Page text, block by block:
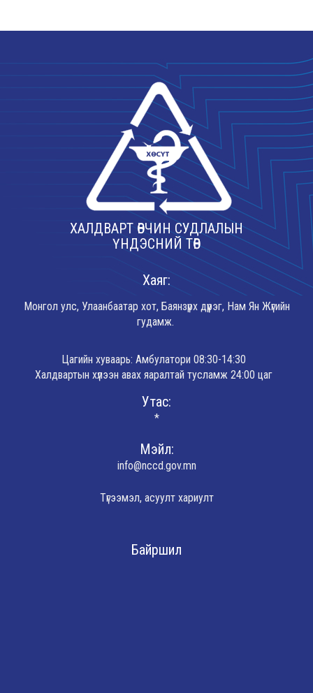
ХАЛДВАРТ ӨВЧИН СУДЛАЛЫН
ҮНДЭСНИЙ ТӨВ
Хаяг:
Монгол улс, Улаанбаатар хот, Баянзүрх дүүрэг, Нам Ян Жүгийн
гудамж.
Цагийн хуваарь: Амбулатори 08:30-14:30
Халдвартын хүлээн авах яаралтай тусламж 24:00 цаг
Утас:
*
Мэйл:
info@nccd.gov.mn
Түгээмэл, асуулт хариулт
Байршил